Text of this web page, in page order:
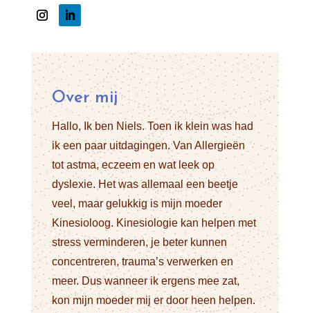
Over mij
Hallo, Ik ben Niels. Toen ik klein was had
ik een paar uitdagingen. Van Allergieën
tot astma, eczeem en wat leek op
dyslexie. Het was allemaal een beetje
veel, maar gelukkig is mijn moeder
Kinesioloog. Kinesiologie kan helpen met
stress verminderen, je beter kunnen
concentreren, trauma’s verwerken en
meer. Dus wanneer ik ergens mee zat,
kon mijn moeder mij er door heen helpen.